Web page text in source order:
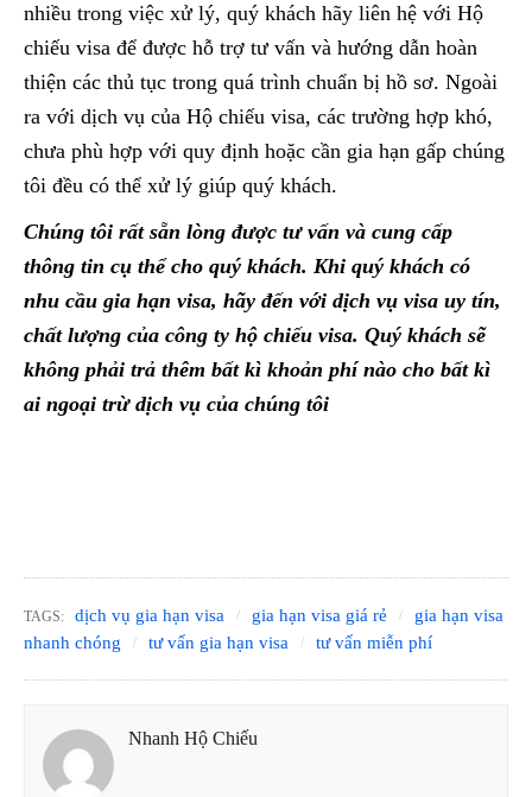
nhiều trong việc xử lý, quý khách hãy liên hệ với Hộ
chiếu visa để được hỗ trợ tư vấn và hướng dẫn hoàn
thiện các thủ tục trong quá trình chuẩn bị hồ sơ. Ngoài
ra với dịch vụ của Hộ chiếu visa, các trường hợp khó,
chưa phù hợp với quy định hoặc cần gia hạn gấp chúng
tôi đều có thể xử lý giúp quý khách.
Chúng tôi rất sẵn lòng được tư vấn và cung cấp
thông tin cụ thể cho quý khách. Khi quý khách có
nhu cầu gia hạn visa, hãy đến với dịch vụ visa uy tín,
chất lượng của công ty hộ chiếu visa. Quý khách sẽ
không phải trả thêm bất kì khoản phí nào cho bất kì
ai ngoại trừ dịch vụ của chúng tôi
TAGS: dịch vụ gia hạn visa gia hạn visa giá rẻ
gia hạn visa
nhanh chóng
tư vấn gia hạn visa tư vấn miễn phí
Nhanh Hộ Chiếu